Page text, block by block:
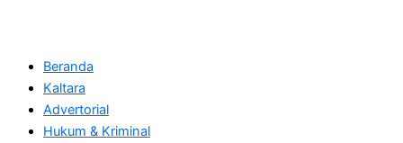
Beranda
Kaltara
Advertorial
Hukum & Kriminal